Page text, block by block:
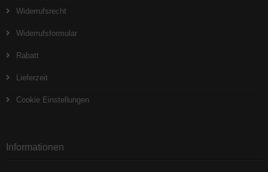
Widerrufsrecht
Widerrufsformular
Rabatt
Lieferzeit
Cookie Einstellungen
Informationen